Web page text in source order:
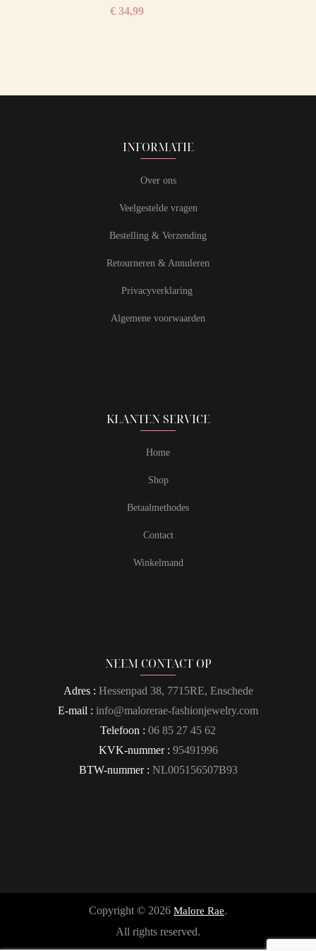
€34,99
INFORMATIE
Over ons
Veelgestelde vragen
Bestelling & Verzending
Retourneren & Annuleren
Privacyverklaring
Algemene voorwaarden
KLANTEN SERVICE
Home
Shop
Betaalmethodes
Contact
Winkelmand
NEEM CONTACT OP
Adres : Hessenpad 38, 7715RE, Enschede
E-mail : info@malorerae-fashionjewelry.com
Telefoon : 06 85 27 45 62
KVK-nummer : 95491996
BTW-nummer : NL005156507B93
Copyright © 2026 Malore Rae.
All rights reserved.